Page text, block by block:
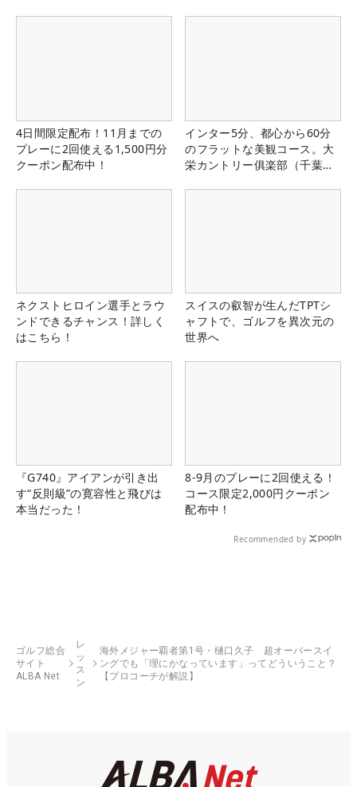
4日間限定配布！11月までの
プレーに2回使える1,500円分
クーポン配布中！
インター5分、都心から60分
のフラットな美観コース。大
栄カントリー俱楽部（千葉
ネクストヒロイン選手とラウ
ンドできるチャンス！詳しく
はこちら！
スイスの叡智が生んだTPTシ
ャフトで、ゴルフを異次元の
世界へ
『G740』アイアンが引き出
す“反則級”の寛容性と飛びは
本当だった！
8-9月のプレーに2回使える！
コース限定2,000円クーポン
配布中！
Recommended by
ゴルフ総合
サイト
ALBA Net
レ
ッ
ス
ン
海外メジャー覇者第1号・樋口久子 超オーバースイ
ングでも「理にかなっています」ってどういうこと？
【プロコーチが解説】